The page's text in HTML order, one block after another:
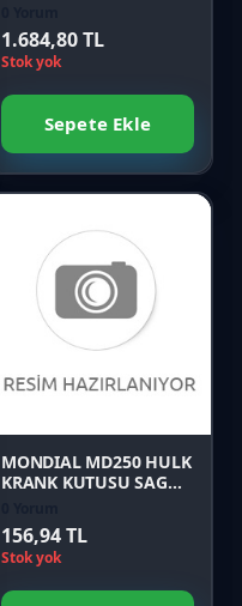
1.684,80 TL
Stok yok
Sepete Ekle
Favori
Karşılaştır
MONDIAL MD250 HULK
KRANK KUTUSU SAG
156,94 TL
Stok yok